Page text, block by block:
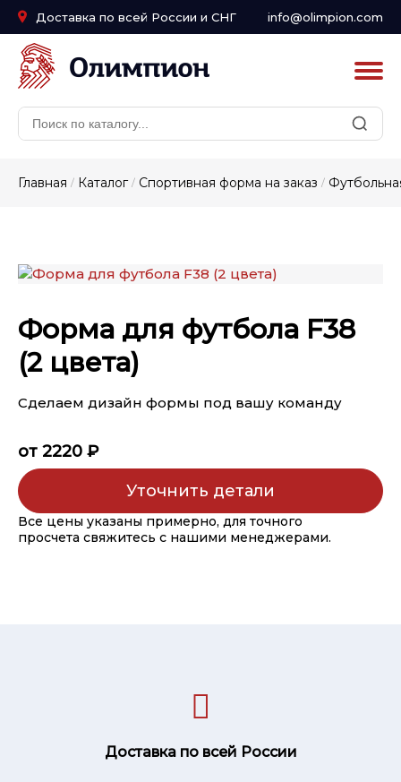
Доставка по всей России и СНГ info@olimpion.com
Главная / Каталог / Спортивная форма на заказ /
Форма для футбола F38
(2 цвета)
Сделаем дизайн формы под вашу команду
от 2220 ₽
Уточнить детали
Все цены указаны примерно, для точного
просчета свяжитесь с нашими менеджерами.
Доставка по всей России